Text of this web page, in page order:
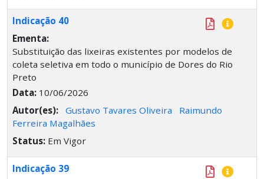
Indicação 40
Ementa:
Substituição das lixeiras existentes por modelos de
coleta seletiva em todo o município de Dores do Rio
Preto
Data: 10/06/2026
Autor(es): Gustavo Tavares Oliveira
Raimundo
Ferreira Magalhães
Status: Em Vigor
Indicação 39